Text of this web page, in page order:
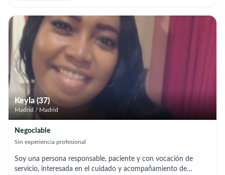
agradables. Además, tengo experiencia en el cuidado de niños y
adultos, brindando atención, compañía y apoyo en sus
necesidades diarias. Me caracterizo por ser paciente, cariñosa y
comprometida con el bienestar de las personas a mi cargo. Soy
puntual, de confianza y me gusta realizar mi trabajo con
responsabilidad para que las familias se sientan tranquilas y
cómodas. Estoy disponible para trabajar de forma puntual o
regular, según lo que necesiten. Si buscas a alguien responsable,
con experiencia y vocación de servicio, no dudes en
contactarme. ¡Estaré encantada de ayudarte!
Keyla (37)
Madrid / Madrid
Negociable
Sin experiencia profesional
Soy una persona responsable, paciente y con vocación de
servicio, interesada en el cuidado y acompañamiento de